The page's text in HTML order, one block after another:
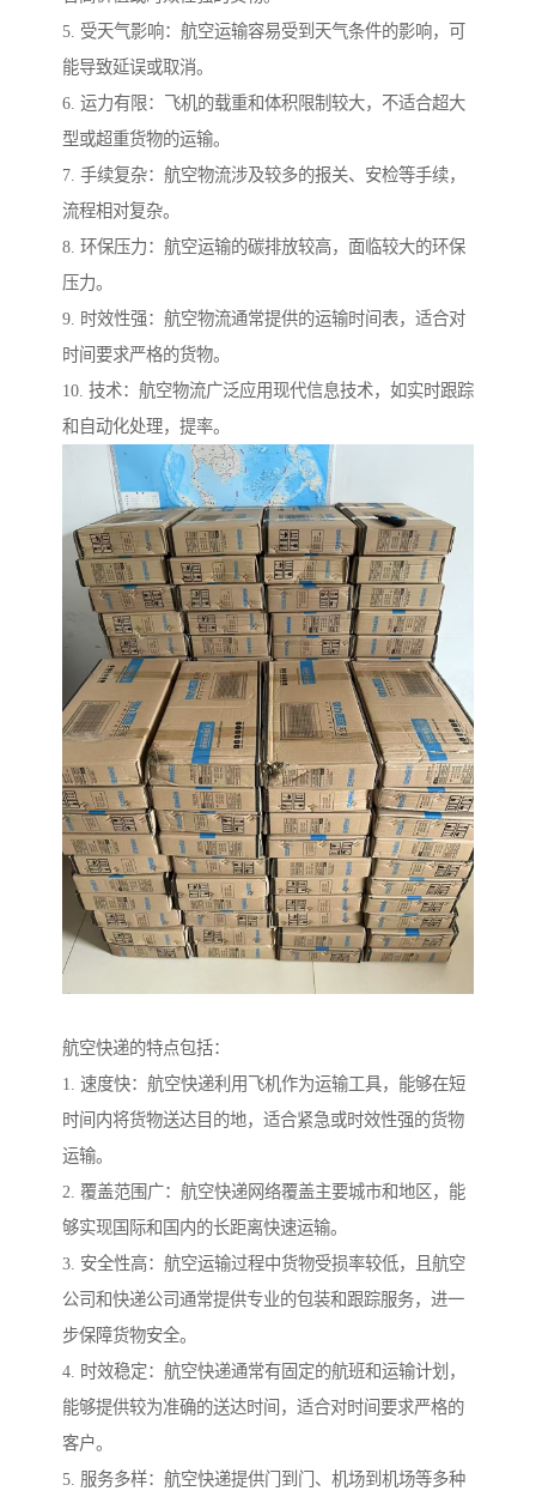
5. 受天气影响：航空运输容易受到天气条件的影响，可
能导致延误或取消。
6. 运力有限：飞机的载重和体积限制较大，不适合超大
型或超重货物的运输。
7. 手续复杂：航空物流涉及较多的报关、安检等手续，
流程相对复杂。
8. 环保压力：航空运输的碳排放较高，面临较大的环保
压力。
9. 时效性强：航空物流通常提供的运输时间表，适合对
时间要求严格的货物。
10. 技术：航空物流广泛应用现代信息技术，如实时跟踪
和自动化处理，提率。
航空快递的特点包括：
1. 速度快：航空快递利用飞机作为运输工具，能够在短
时间内将货物送达目的地，适合紧急或时效性强的货物
运输。
2. 覆盖范围广：航空快递网络覆盖主要城市和地区，能
够实现国际和国内的长距离快速运输。
3. 安全性高：航空运输过程中货物受损率较低，且航空
公司和快递公司通常提供专业的包装和跟踪服务，进一
步保障货物安全。
4. 时效稳定：航空快递通常有固定的航班和运输计划，
能够提供较为准确的送达时间，适合对时间要求严格的
客户。
5. 服务多样：航空快递提供门到门、机场到机场等多种